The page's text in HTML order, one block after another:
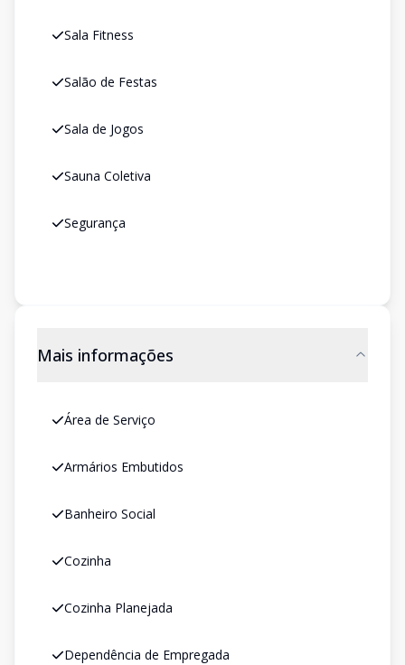
Sala Fitness
Salão de Festas
Sala de Jogos
Sauna Coletiva
Segurança
Mais informações
Área de Serviço
Armários Embutidos
Banheiro Social
Cozinha
Cozinha Planejada
Dependência de Empregada